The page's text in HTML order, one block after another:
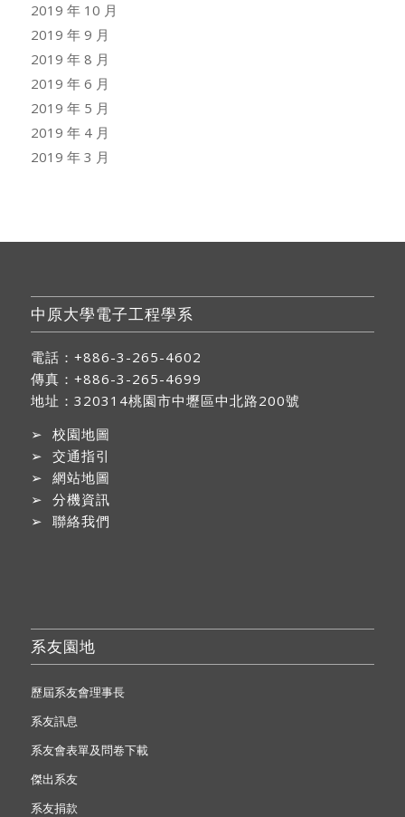
2019 年 10 月
2019 年 9 月
2019 年 8 月
2019 年 6 月
2019 年 5 月
2019 年 4 月
2019 年 3 月
中原大學電子工程學系
電話：+886-3-265-4602
傳真：+886-3-265-4699
地址： 320314桃園市中壢區中北路200號
➢ 校園地圖
➢ 交通指引
➢ 網站地圖
➢ 分機資訊
➢ 聯絡我們
系友園地
歷屆系友會理事長
系友訊息
系友會表單及問卷下載
傑出系友
系友捐款